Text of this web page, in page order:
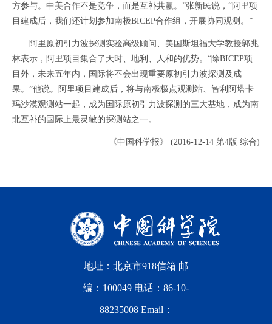
方参与。中美合作不是竞争，而是互补共赢。”张新民说，“阿里项
目建成后，我们还计划参加南极BICEP合作组，开展协同观测。”
阿里原初引力波探测实验高级顾问、美国斯坦福大学教授郭兆
林表示，阿里项目集合了天时、地利、人和的优势。“除BICEP项
目外，未来五年内，国际将不会出现重要原初引力波探测及成
果。”他说。阿里项目建成后，将与南极极点观测站、智利阿塔卡
玛沙漠观测站一起，成为国际原初引力波探测的三大基地，成为南
北互补的国际上最灵敏的探测站之一。
《中国科学报》 (2016-12-14 第4版 综合)
地址：北京市918信箱 邮
编：100049 电话：86-10-
88235008 Email：